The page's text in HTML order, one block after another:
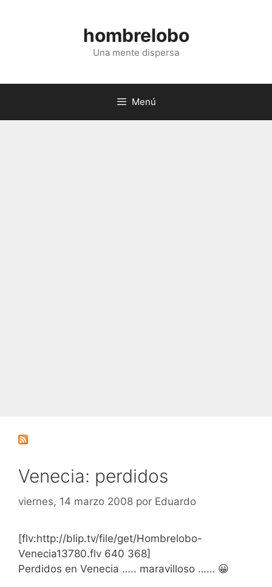
hombrelobo
Una mente dispersa
Menú
Venecia: perdidos
viernes, 14 marzo 2008 por Eduardo
[flv:http://blip.tv/file/get/Hombrelobo-
Venecia13780.flv 640 368]
Perdidos en Venecia ….. maravilloso …… 😀